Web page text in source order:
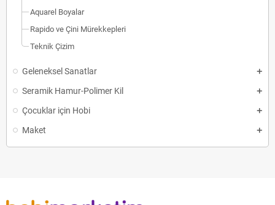
Aquarel Boyalar
Rapido ve Çini Mürekkepleri
Teknik Çizim
Geleneksel Sanatlar
Seramik Hamur-Polimer Kil
Çocuklar için Hobi
Maket